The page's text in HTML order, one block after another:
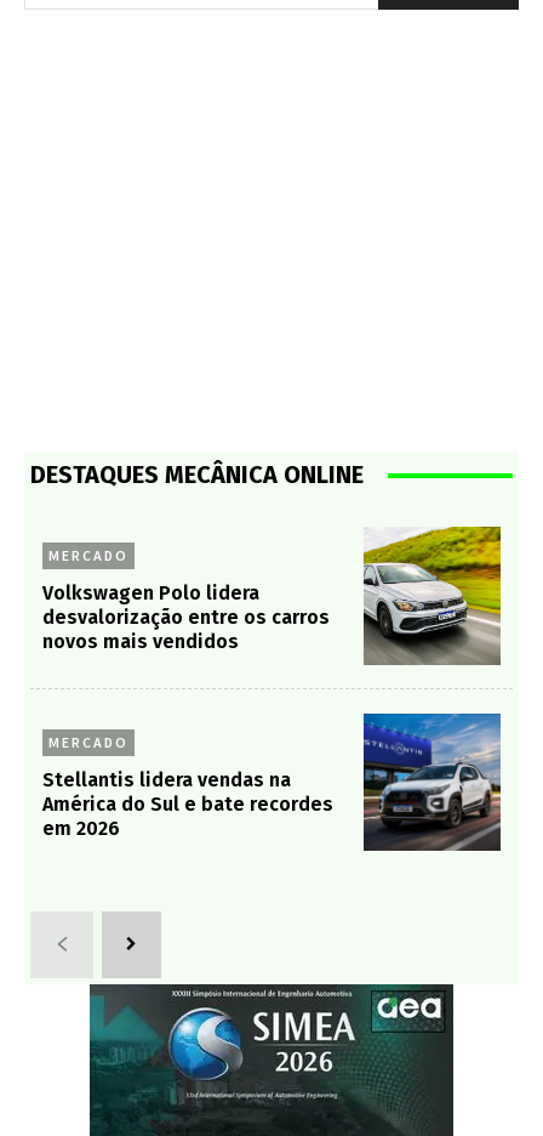
DESTAQUES MECÂNICA ONLINE
MERCADO
Volkswagen Polo lidera
desvalorização entre os carros
novos mais vendidos
MERCADO
Stellantis lidera vendas na
América do Sul e bate recordes
em 2026